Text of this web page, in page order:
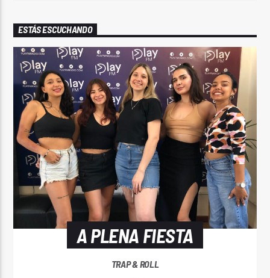
ESTÁS ESCUCHANDO
A PLENA FIESTA
TRAP & ROLL